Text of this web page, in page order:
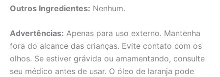
Outros Ingredientes: Nenhum.
Advertências: Apenas para uso externo. Mantenha
fora do alcance das crianças. Evite contato com os
olhos. Se estiver grávida ou amamentando, consulte
seu médico antes de usar. O óleo de laranja pode